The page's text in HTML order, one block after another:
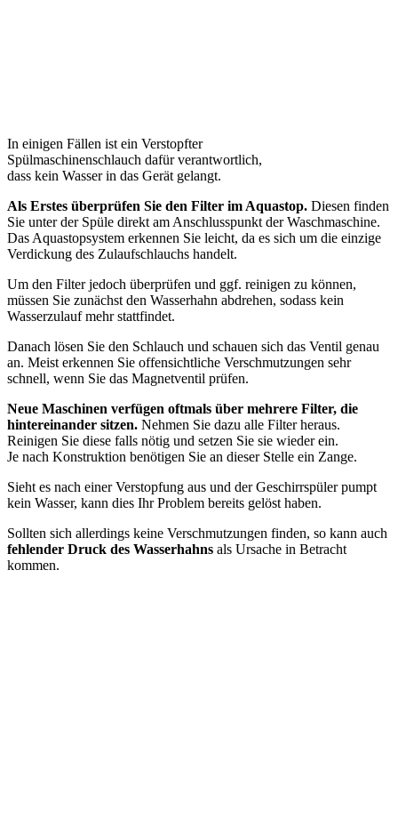
In einigen Fällen ist ein Verstopfter
Spülmaschinenschlauch dafür verantwortlich,
dass kein Wasser in das Gerät gelangt.
Als Erstes überprüfen Sie den Filter im Aquastop. Diesen finden
Sie unter der Spüle direkt am Anschlusspunkt der Waschmaschine.
Das Aquastopsystem erkennen Sie leicht, da es sich um die einzige
Verdickung des Zulaufschlauchs handelt.
Um den Filter jedoch überprüfen und ggf. reinigen zu können,
müssen Sie zunächst den Wasserhahn abdrehen, sodass kein
Wasserzulauf mehr stattfindet.
Danach lösen Sie den Schlauch und schauen sich das Ventil genau
an. Meist erkennen Sie offensichtliche Verschmutzungen sehr
schnell, wenn Sie das Magnetventil prüfen.
Neue Maschinen verfügen oftmals über mehrere Filter, die
hintereinander sitzen. Nehmen Sie dazu alle Filter heraus.
Reinigen Sie diese falls nötig und setzen Sie sie wieder ein.
Je nach Konstruktion benötigen Sie an dieser Stelle ein Zange.
Sieht es nach einer Verstopfung aus und der Geschirrspüler pumpt
kein Wasser, kann dies Ihr Problem bereits gelöst haben.
Sollten sich allerdings keine Verschmutzungen finden, so kann auch
fehlender Druck des Wasserhahns als Ursache in Betracht
kommen.